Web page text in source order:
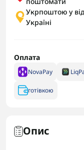
Укрпоштою у
Україні
Оплата
NovaPay
готівкою
Опис